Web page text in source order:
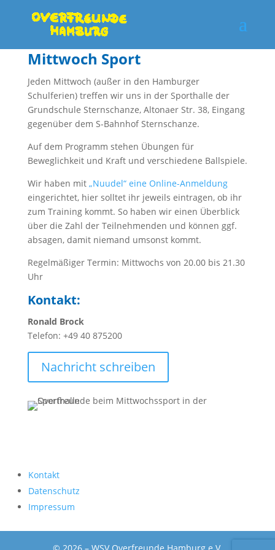
Mittwoch Sport
Jeden Mittwoch (außer in den Hamburger
Schulferien) treffen wir uns in der Sporthalle der
Grundschule Sternschanze, Altonaer Str. 38, Eingang
gegenüber dem S-Bahnhof Sternschanze.
Auf dem Programm stehen Übungen für
Beweglichkeit und Kraft und verschiedene Ballspiele.
Wir haben mit„Nuudel“ eine Online-Anmeldung
eingerichtet, hier solltet ihr jeweils eintragen, ob ihr
zum Training kommt. So haben wir einen Überblick
über die Zahl der Teilnehmenden und können ggf.
absagen, damit niemand umsonst kommt.
Regelmäßiger Termin: Mittwochs von 20.00 bis 21.30
Uhr
Kontakt:
Ronald Brock
Telefon: +49 40 875200
Nachricht schreiben
Kontakt
Datenschutz
Impressum